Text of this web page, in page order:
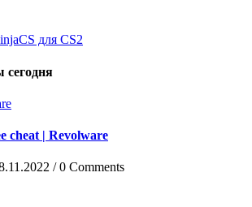
cheat | Revolware
/0 Comments